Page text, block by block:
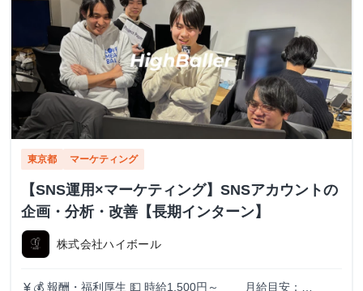
東京都 マーケティング
【SNS運用×マーケティング】SNSアカウントの
企画・分析・改善【長期インターン】
株式会社ハイボール
currency_yen 💰 報酬・福利厚生 💵 時給1,500円～ 月給目安：